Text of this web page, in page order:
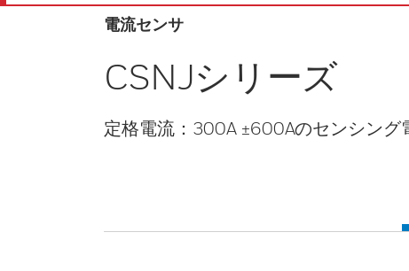
電流センサ
CSNJシリーズ
定格電流：300A ±600Aのセンシン